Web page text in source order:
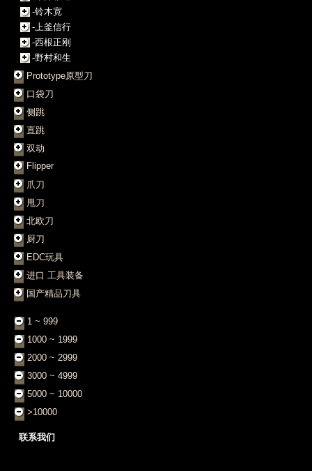
-铃木宽
-上釜信行
-西根正刚
-野村和生
Prototype原型刀
口袋刀
侧跳
直跳
双动
Flipper
爪刀
甩刀
北欧刀
厨刀
EDC玩具
进口 工具装备
国产精品刀具
1 ~ 999
1000 ~ 1999
2000 ~ 2999
3000 ~ 4999
5000 ~ 10000
>10000
联系我们